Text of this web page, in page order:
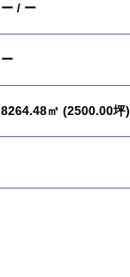
ー / ー
ー
8264.48㎡ (2500.00坪)